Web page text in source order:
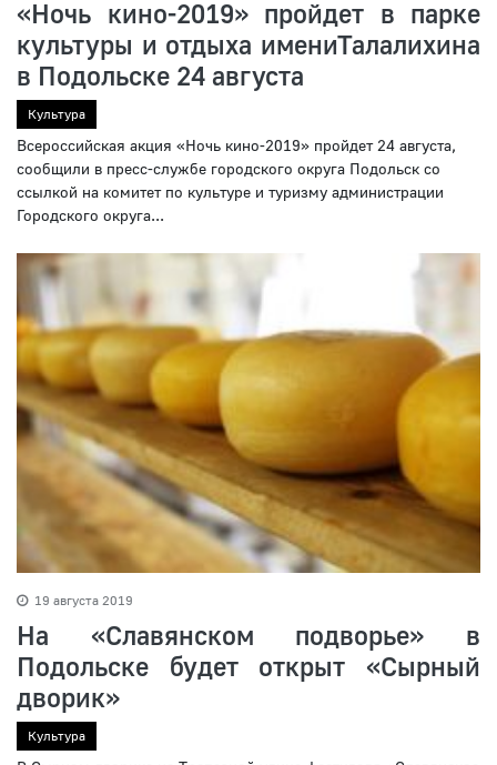
«Ночь кино-2019» пройдет в парке
культуры и отдыха имениТалалихина
в Подольске 24 августа
Культура
Всероссийская акция «Ночь кино-2019» пройдет 24 августа,
сообщили в пресс-службе городского округа Подольск со
ссылкой на комитет по культуре и туризму администрации
Городского округа...
19 августа 2019
На «Славянском подворье» в
Подольске будет открыт «Сырный
дворик»
Культура